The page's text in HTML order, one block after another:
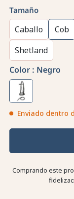
Tamaño
Caballo Cob
Shetland
Color : Negro
Enviado dentro
Comprando este